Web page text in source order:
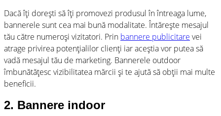
Dacă îți dorești să îți promovezi produsul în întreaga lume,
bannerele sunt cea mai bună modalitate. Întărește mesajul
tău către numeroși vizitatori. Prin bannere publicitare vei
atrage privirea potențialilor clienți iar aceștia vor putea să
vadă mesajul tău de marketing. Bannerele outdoor
îmbunătățesc vizibilitatea mărcii și te ajută să obții mai multe
beneficii.
2. Bannere indoor